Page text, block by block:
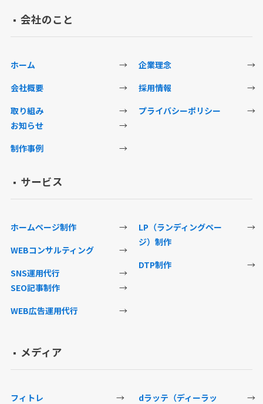
▪️ 会社のこと
ホーム
→
会社概要
→
取り組み
→
企業理念
→
採用情報
→
プライバシーポリシー
→
お知らせ
→
制作事例
→
▪️ サービス
ホームページ制作
→
WEBコンサルティング
→
SNS運用代行
→
LP（ランディングペー
ジ）制作
→
DTP制作
→
SEO記事制作
→
WEB広告運用代行
→
▪️ メディア
フィトレ → dラッテ（ディーラッ →